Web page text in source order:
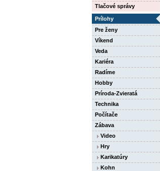
Tlačové správy
Prílohy
Pre ženy
Víkend
Veda
Kariéra
Radíme
Hobby
Príroda-Zvieratá
Technika
Počítače
Zábava
Video
Hry
Karikatúry
Kohn